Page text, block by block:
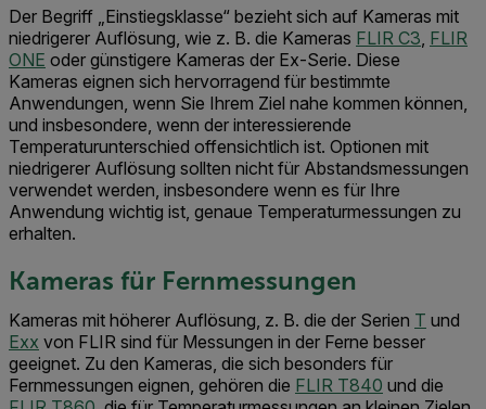
Der Begriff „Einstiegsklasse“ bezieht sich auf Kameras mit
niedrigerer Auflösung, wie z. B. die Kameras FLIR C3 FLIR
ONE oder günstigere Kameras der Ex-Serie. Diese
Kameras eignen sich hervorragend für bestimmte
Anwendungen, wenn Sie Ihrem Ziel nahe kommen können,
und insbesondere, wenn der interessierende
Temperaturunterschied offensichtlich ist. Optionen mit
niedrigerer Auflösung sollten nicht für Abstandsmessungen
verwendet werden, insbesondere wenn es für Ihre
Anwendung wichtig ist, genaue Temperaturmessungen zu
erhalten.
Kameras für Fernmessungen
Kameras mit höherer Auflösung, z. B. die der Serien T und
Exx von FLIR sind für Messungen in der Ferne besser
geeignet. Zu den Kameras, die sich besonders für
Fernmessungen eignen, gehören die FLIR T840 und die